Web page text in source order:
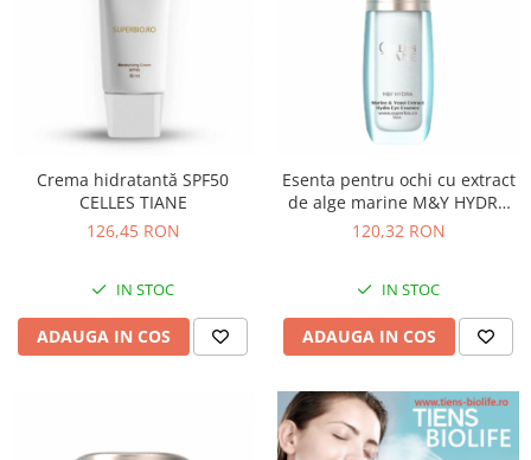
Crema hidratantă SPF50
CELLES TIANE
126,45 RON
IN STOC
ADAUGA IN COS
Esenta pentru ochi cu extract
de alge marine M&Y HYDRA
CELLES TIANE (15ml)
120,32 RON
IN STOC
ADAUGA IN COS